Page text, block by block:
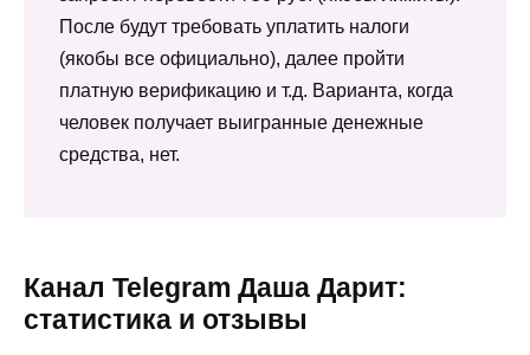
После будут требовать уплатить налоги
(якобы все официально), далее пройти
платную верификацию и т.д. Варианта, когда
человек получает выигранные денежные
средства, нет.
Канал Telegram Даша Дарит:
статистика и отзывы